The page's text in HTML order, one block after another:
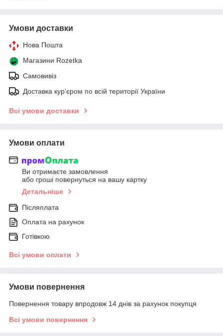
Умови доставки
Нова Пошта
Магазини Rozetka
Самовивіз
Доставка кур’єром по всій території України
Всі умови доставки
Умови оплати
Ви отримаєте замовлення
або гроші повернуться на вашу картку
Детальніше
Післяплата
Оплата на рахунок
Готівкою
Всі умови оплати
Умови повернення
Повернення товару впродовж 14 днів за рахунок покупця
Всі умови повернення